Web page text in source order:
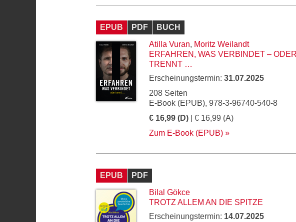
EPUB PDF
BUCH
Atilla Vuran, Moritz Weilandt
ERFAHREN, WAS VERBINDET – ODER
TRENNT …
Erscheinungstermin: 31.07.2025
208 Seiten
E-Book (EPUB), 978-3-96740-540-8
€ 16,99 (D) | € 16,99 (A)
Zum E-Book (EPUB)
EPUB
PDF
Bilal Gökce
TROTZ ALLEM AN DIE SPITZE
Erscheinungstermin: 14.07.2025